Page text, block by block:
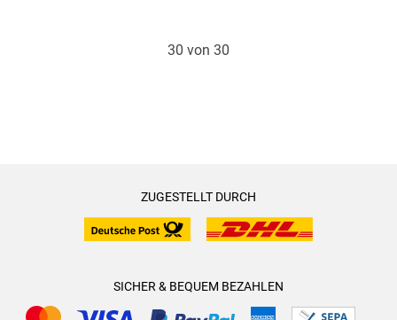
30 von 30
ZUGESTELLT DURCH
SICHER & BEQUEM BEZAHLEN